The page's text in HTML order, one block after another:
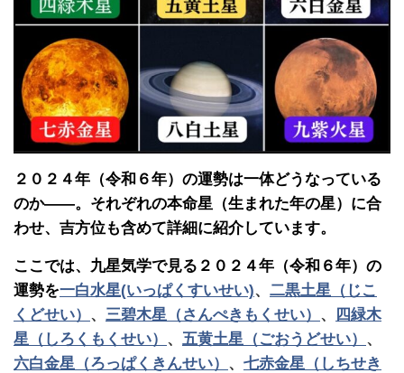
２０２４年（令和６年）の運勢は一体どうなっている
のか――。それぞれの本命星（生まれた年の星）に合
わせ、吉方位も含めて詳細に紹介しています。
ここでは、九星気学で見る２０２４年（令和６年）の
運勢を一白水星(いっぱくすいせい)、 二黒土星（じこ
くどせい） 、 三碧木星（さんぺきもくせい） 、
四緑木
星（しろくもくせい） 、 五黄土星（ごおうどせい） 、
六白金星（ろっぱくきんせい） 、 七赤金星（しちせき